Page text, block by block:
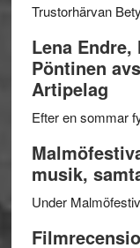
Trustorhärvan
Lena Endre,
Pöntinen
Artipelag
Efter en sommar
musik,
Under